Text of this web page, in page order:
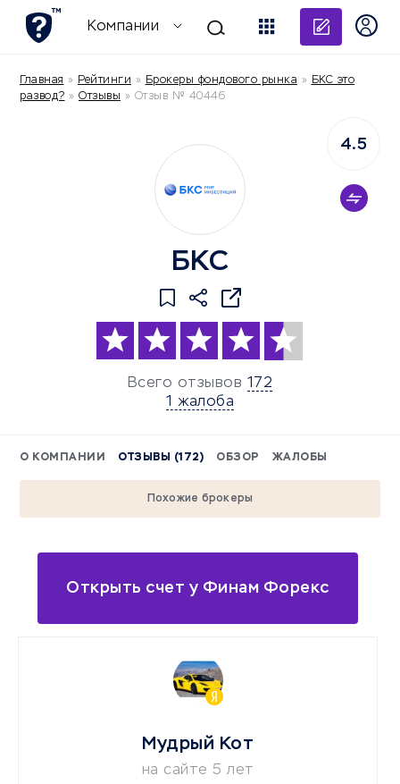
Компании
Главная » Рейтинги » Брокеры фондового рынка » БКС это
развод? » Отзывы » Отзыв № 40446
БКС
Всего отзывов 172
1 жалоба
4.5
О КОМПАНИИ ОТЗЫВЫ (172) ОБЗОР ЖАЛОБЫ
Похожие брокеры
Открыть счет у Финам Форекс
Мудрый Кот
на сайте 5 лет